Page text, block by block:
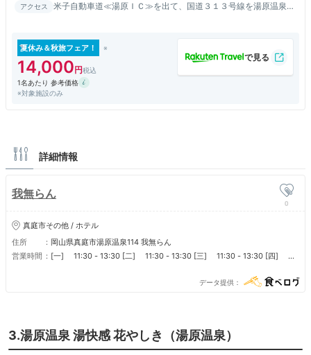
アクセス
米子自動車道≪湯原ＩＣ≫を出て、国道３１３号線を湯原温泉方
夏休み＆秋旅フェア！
14,000
1名あたり 参考価格
※対象施設のみ
詳細情報
我無らん
0
真庭市その他 / ホテル
住所
岡山県真庭市湯原温泉114 我無らん
営業時間
[一] 11:30 - 13:30 [二] 11:30 - 13:30 [三] 11:30 - 13:30 [四]
13:30 ■ 営業時間 通常チェックイン16時～19時、チェックアウト10時
データ提供
3.湯原温泉 湯快感 花やしき（湯原温泉）